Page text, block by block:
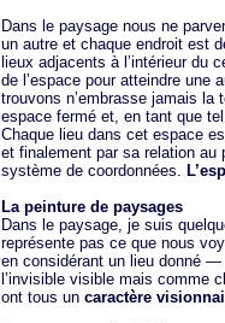
Dans le paysage nous ne
un autre et chaque endroit est
lieux adjacents à l’intérieur du
de l’espace pour atteindre une
trouvons n’embrasse jamais la
espace fermé et, en tant que
Chaque lieu dans cet espace
et finalement par sa relation au
système de coordonnées.
La peinture de paysages
Dans le paysage, je suis
représente pas ce que nous
en considérant un lieu donné
l’invisible visible mais comme
ont tous un caractère